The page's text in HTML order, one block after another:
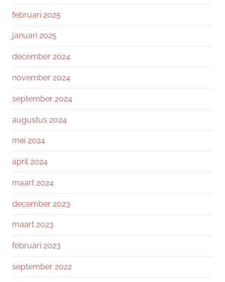
februari 2025
januari 2025
december 2024
november 2024
september 2024
augustus 2024
mei 2024
april 2024
maart 2024
december 2023
maart 2023
februari 2023
september 2022